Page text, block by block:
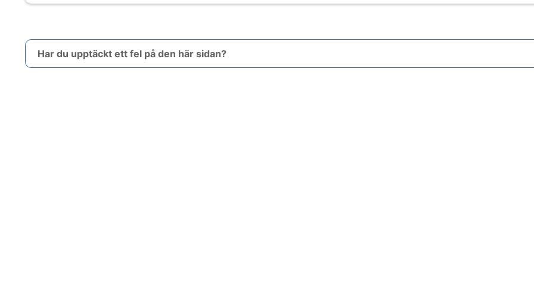
Har du upptäckt ett fel på den här sidan?